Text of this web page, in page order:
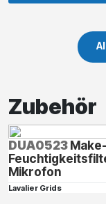
Zubehör
DUA0523
Mikrofon
Lavalier Grids